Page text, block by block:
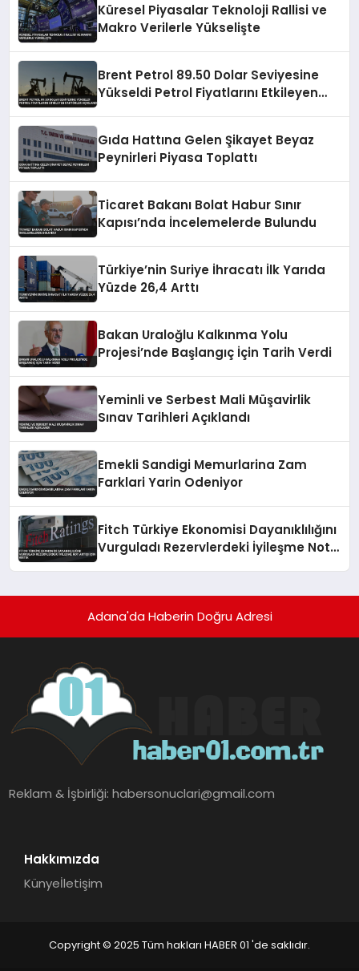
Küresel Piyasalar Teknoloji Rallisi ve
Makro Verilerle Yükselişte
Brent Petrol 89.50 Dolar Seviyesine
Yükseldi Petrol Fiyatlarını Etkileyen
Gıda Hattına Gelen Şikayet Beyaz
Peynirleri Piyasa Toplattı
Ticaret Bakanı Bolat Habur Sınır
Kapısı’nda İncelemelerde Bulundu
Türkiye’nin Suriye İhracatı İlk Yarıda
Yüzde 26,4 Arttı
Bakan Uraloğlu Kalkınma Yolu
Projesi’nde Başlangıç İçin Tarih Verdi
Yeminli ve Serbest Mali Müşavirlik
Sınav Tarihleri Açıklandı
Emekli Sandigi Memurlarina Zam
Farklari Yarin Odeniyor
Fitch Türkiye Ekonomisi Dayanıklılığını
Vurguladı Rezervlerdeki İyileşme Not
Adana'da Haberin Doğru Adresi
Reklam & İşbirliği:habersonuclari@gmail.com
Hakkımızda
Künyeİletişim
Copyright © 2025 Tüm hakları HABER 01 'de saklıdır.